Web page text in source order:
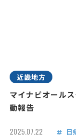
近畿地方
マイナビオール
動報告
2025.07.22 日